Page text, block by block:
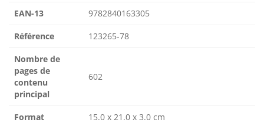
EAN-13 9782840163305
Référence 123265-78
Nombre de
pages de
contenu
principal
602
Format 15.0 x 21.0 x 3.0 cm